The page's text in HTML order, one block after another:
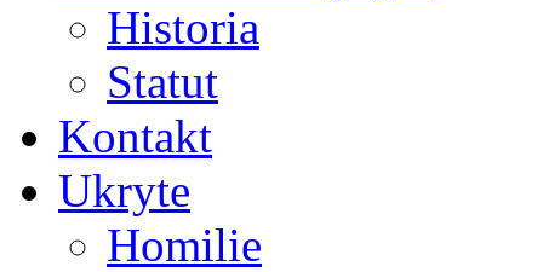
Historia
Statut
Kontakt
Ukryte
Homilie